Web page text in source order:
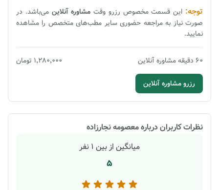
توجه: این قسمت مخصوص رزرو وقت مشاورهآنلاین می‌باشد. در
صورت نیاز به مراجعه حضوری سایر مطب‌های متخصص را مشاهده
نمایید.
60 دقیقهمشاوره آنلاین ۱٬۲۸۰٬۰۰۰ تومان
رزرو مشاوره آنلاین
نظرات کاربران دربارهمعصومه نجارزاده
میانگین از بین 1 نفر
5